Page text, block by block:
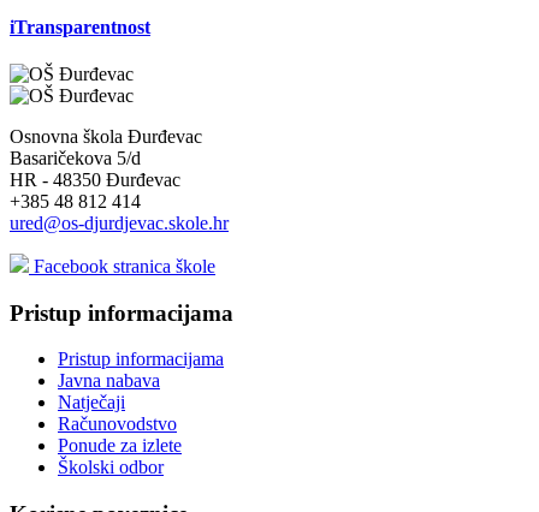
iTransparentnost
Osnovna škola Đurđevac
Basaričekova 5/d
HR - 48350 Đurđevac
+385 48 812 414
ured@os-djurdjevac.skole.hr
Facebook stranica škole
Pristup informacijama
Pristup informacijama
Javna nabava
Natječaji
Računovodstvo
Ponude za izlete
Školski odbor